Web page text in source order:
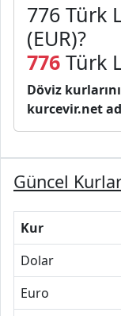
776 Türk
(EUR)?
776 Türk
Döviz
kurcevir.net
Güncel
Kur
Dolar
Euro